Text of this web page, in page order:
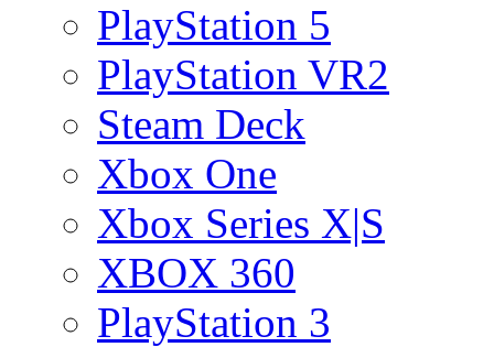
PlayStation 5
PlayStation VR2
Steam Deck
Xbox One
Xbox Series X|S
XBOX 360
PlayStation 3